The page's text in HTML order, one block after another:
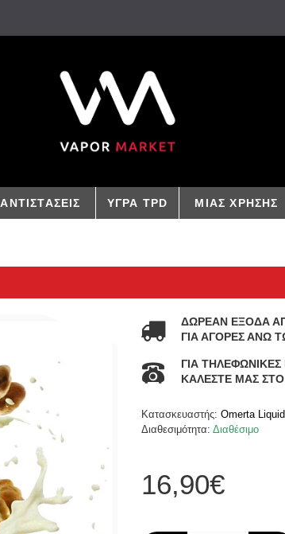
ΑΝΤΙΣΤΑΣΕΙΣ ΥΓΡΑ TPD ΜΙΑΣ ΧΡΗΣΗΣ
ΔΩΡΕΑΝ ΕΞΟΔΑ
ΓΙΑ ΑΓΟΡΕΣ ΑΝΩ
ΓΙΑ ΤΗΛΕΦΩΝΙΚΕΣ
ΚΑΛΕΣΤΕ ΜΑΣ ΣΤΟ
Κατασκευαστής: Omerta
Διαθεσιμότητα: Διαθέσιμο
16,90€